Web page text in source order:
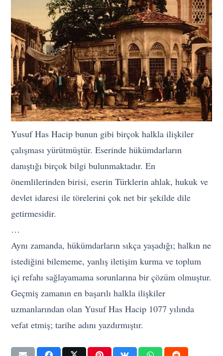
Yusuf Has Hacip bunun gibi birçok halkla ilişkiler
çalışması yürütmüştür. Eserinde hükümdarların
danıştığı birçok bilgi bulunmaktadır. En
önemlilerinden birisi, eserin Türklerin ahlak, hukuk ve
devlet idaresi ile törelerini çok net bir şekilde dile
getirmesidir.
…
Aynı zamanda, hükümdarların sıkça yaşadığı; halkın ne
istediğini bilememe, yanlış iletişim kurma ve toplum
içi refahı sağlayamama sorunlarına bir çözüm olmuştur.
Geçmiş zamanın en başarılı halkla ilişkiler
uzmanlarından olan Yusuf Has Hacip 1077 yılında
vefat etmiş; tarihe adını yazdırmıştır.